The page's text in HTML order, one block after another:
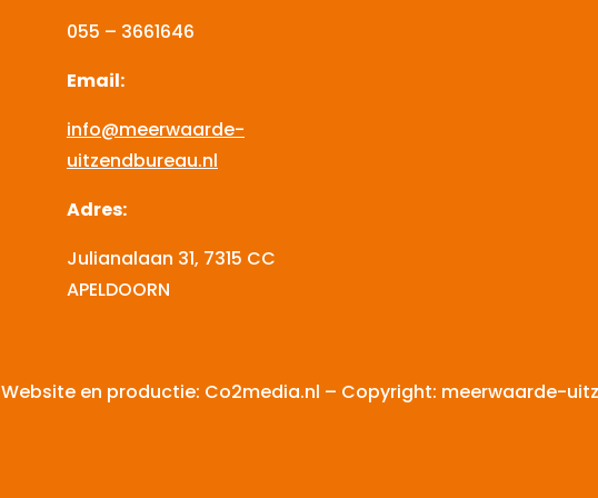
055 – 3661646
Email:
info@meerwaarde-
uitzendbureau.nl
Adres:
Julianalaan 31, 7315 CC
APELDOORN
Website en productie: Co2media.nl – Copyright: meerwaarde-